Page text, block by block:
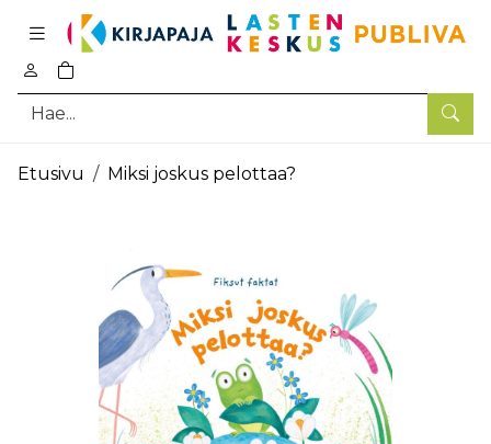
Hae
0
tuotetta ostoskorissa
Pääsisältö
Etusivu Miksi joskus pelottaa?